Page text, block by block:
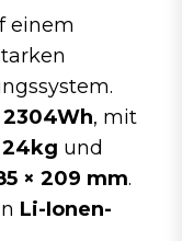
einem
2304Wh, mit
24kg und
× 209 mm.
Li-Ionen-